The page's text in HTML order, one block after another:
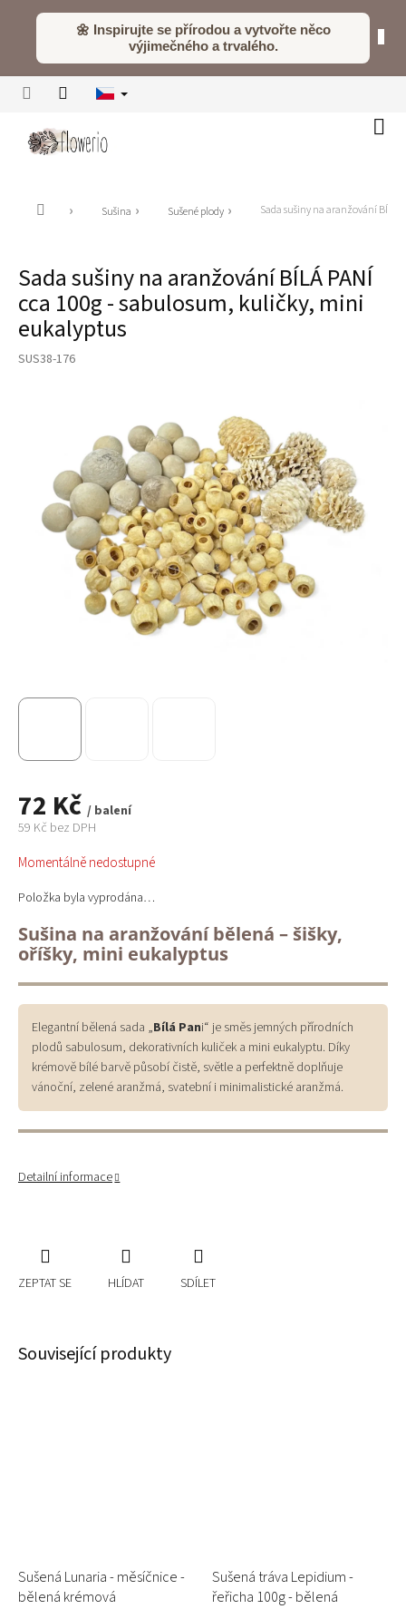
🌼 Inspirujte se přírodou a vytvořte něco
výjimečného a trvalého.
Domů Sušina Sušené plody Sada sušiny na aranžování BÍLÁ
Sada sušiny na aranžování BÍLÁ PANÍ
cca 100g - sabulosum, kuličky, mini
eukalyptus
SUS38-176
72 Kč / balení
59 Kč bez DPH
Měrná
cena:
Momentálně nedostupné
Položka byla vyprodána…
Sušina na aranžování bělená – šišky,
oříšky, mini eukalyptus
Elegantní bělená sada „Bílá Pani“ je směs jemných přírodních
plodů sabulosum, dekorativních kuliček a mini eukalyptu. Díky
krémově bílé barvě působí čistě, světle a perfektně doplňuje
vánoční, zelené aranžmá, svatební i minimalistické aranžmá.
Detailní informace
ZEPTAT SE HLÍDAT SDÍLET
Související produkty
Sušená Lunaria - měsíčnice -
bělená krémová
Sušená tráva Lepidium -
řeřicha 100g - bělená